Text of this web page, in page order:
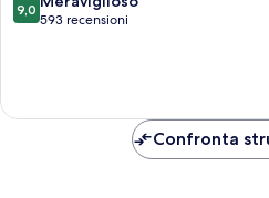
su
9,0
593 recensioni
Confronta